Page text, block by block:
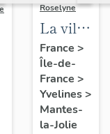
Roselyne
La ville
de
Mantes-
la-Jolie
France >
Île-de-
France >
Yvelines>
Mantes-
la-Jolie